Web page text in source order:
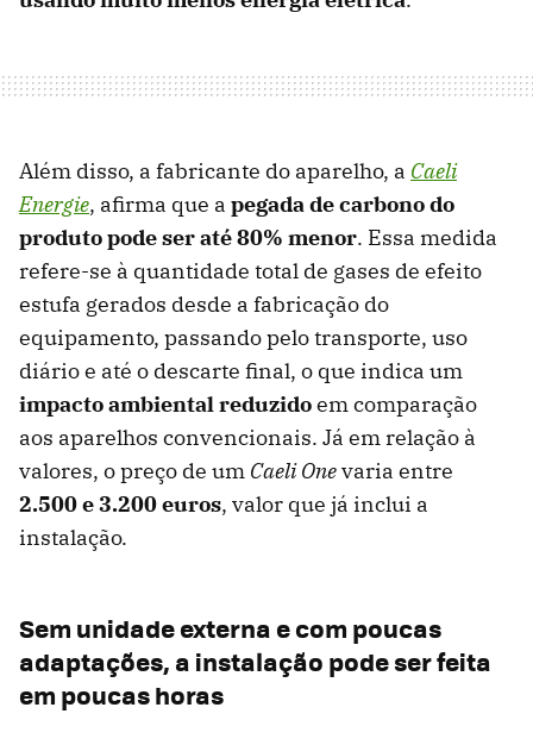
Além disso, a fabricante do aparelho, a Caeli
Energie, afirma que a pegada de carbono do
produto pode ser até 80% menor. Essa medida
refere-se à quantidade total de gases de efeito
estufa gerados desde a fabricação do
equipamento, passando pelo transporte, uso
diário e até o descarte final, o que indica um
impacto ambiental reduzidoem comparação
aos aparelhos convencionais. Já em relação à
valores, o preço de um Caeli Onevaria entre
2.500 e 3.200 euros, valor que já inclui a
instalação.
Sem unidade externa e com poucas
adaptações, a instalação pode ser feita
em poucas horas